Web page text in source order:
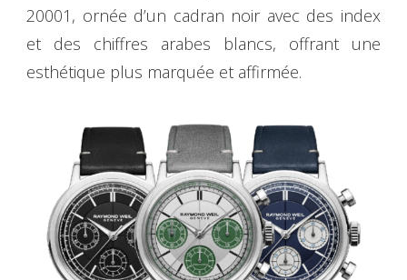
20001, ornée d’un cadran noir avec des index
et des chiffres arabes blancs, offrant une
esthétique plus marquée et affirmée.